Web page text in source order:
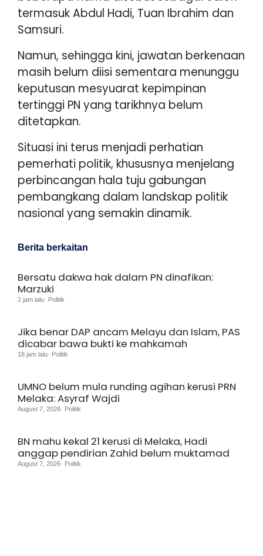
termasuk Abdul Hadi, Tuan Ibrahim dan
Samsuri.
Namun, sehingga kini, jawatan berkenaan
masih belum diisi sementara menunggu
keputusan mesyuarat kepimpinan
tertinggi PN yang tarikhnya belum
ditetapkan.
Situasi ini terus menjadi perhatian
pemerhati politik, khususnya menjelang
perbincangan hala tuju gabungan
pembangkang dalam landskap politik
nasional yang semakin dinamik.
Berita berkaitan
Bersatu dakwa hak dalam PN dinafikan:
Marzuki
2 jam lalu· Politik
Jika benar DAP ancam Melayu dan Islam, PAS
dicabar bawa bukti ke mahkamah
18 jam lalu· Politik
UMNO belum mula runding agihan kerusi PRN
Melaka: Asyraf Wajdi
August 7, 2026· Politik
BN mahu kekal 21 kerusi di Melaka, Hadi
anggap pendirian Zahid belum muktamad
August 7, 2026· Politik